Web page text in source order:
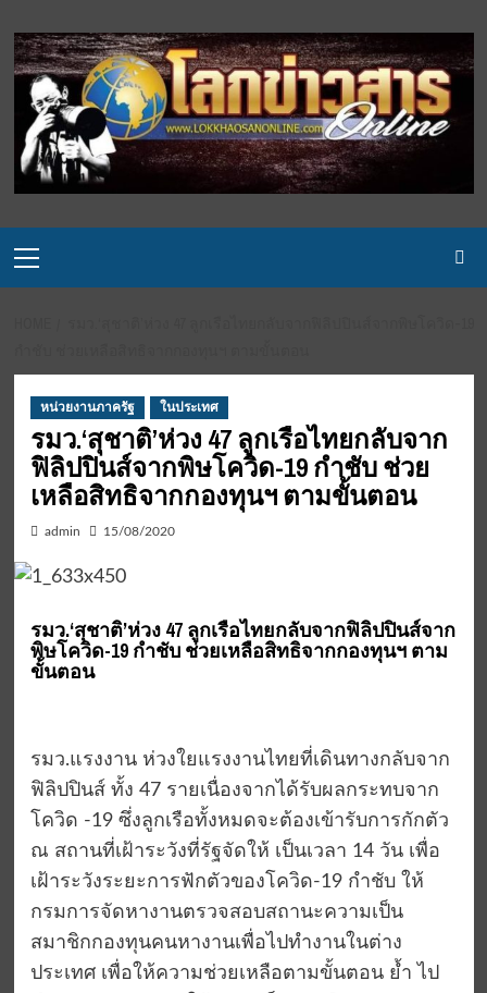
to
content
Menu
หน่วยงานภาครัฐ ในประเทศ
รมว.‘สุชาติ’ห่วง 47 ลูกเรือไทยกลับจาก
ฟิลิปปินส์จากพิษโควิด-19 กำชับ ช่วย
เหลือสิทธิจากกองทุนฯ ตามขั้นตอน
admin 15/08/2020
รมว.‘สุชาติ’ห่วง 47 ลูกเรือไทยกลับจากฟิลิปปินส์จาก
พิษโควิด-19 กำชับ ช่วยเหลือสิทธิจากกองทุนฯ ตาม
ขั้นตอน
รมว.แรงงาน ห่วงใยแรงงานไทยที่เดินทางกลับจาก
ฟิลิปปินส์ ทั้ง 47 รายเนื่องจากได้รับผลกระทบจาก
โควิด -19 ซึ่งลูกเรือทั้งหมดจะต้องเข้ารับการกักตัว
ณ สถานที่เฝ้าระวังที่รัฐจัดให้ เป็นเวลา 14 วัน เพื่อ
เฝ้าระวังระยะการฟักตัวของโควิด-19 กำชับ ให้
กรมการจัดหางานตรวจสอบสถานะความเป็น
สมาชิกกองทุนคนหางานเพื่อไปทำงานในต่าง
ประเทศ เพื่อให้ความช่วยเหลือตามขั้นตอน ย้ำ ไป